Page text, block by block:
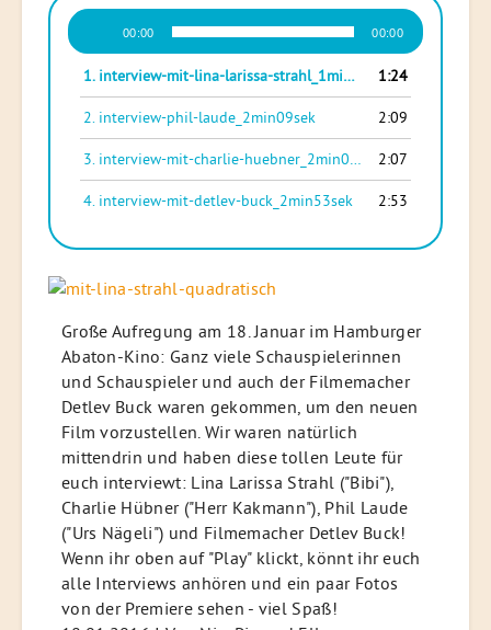
Audio-
Player
00:00 00:00
1. interview-mit-lina-larissa-strahl_1min24sek 1:24
2. interview-phil-laude_2min09sek 2:09
3. interview-mit-charlie-huebner_2min07sek 2:07
4. interview-mit-detlev-buck_2min53sek 2:53
Große Aufregung am 18. Januar im Hamburger
Abaton-Kino: Ganz viele Schauspielerinnen
und Schauspieler und auch der Filmemacher
Detlev Buck waren gekommen, um den neuen
Film vorzustellen. Wir waren natürlich
mittendrin und haben diese tollen Leute für
euch interviewt: Lina Larissa Strahl ("Bibi"),
Charlie Hübner ("Herr Kakmann"), Phil Laude
("Urs Nägeli") und Filmemacher Detlev Buck!
Wenn ihr oben auf "Play" klickt, könnt ihr euch
alle Interviews anhören und ein paar Fotos
von der Premiere sehen - viel Spaß!